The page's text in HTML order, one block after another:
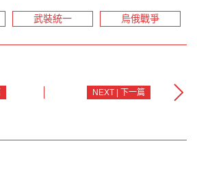
武裝統一 烏俄戰爭
NEXT | 下一篇